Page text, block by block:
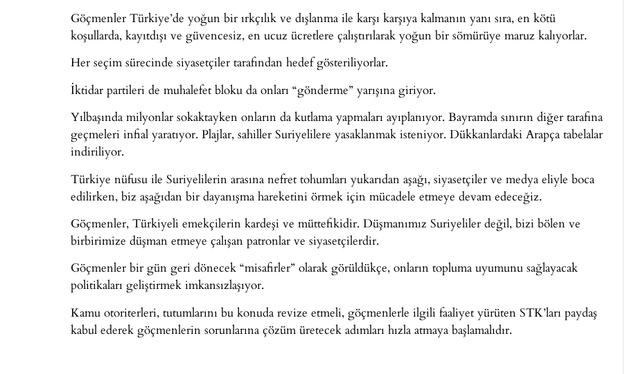
Göçmenler Türkiye’de yoğun bir ırkçılık ve dışlanma ile karşı karşıya kalmanın yanı sıra, en kötü
koşullarda, kayıtdışı ve güvencesiz, en ucuz ücretlere çalıştırılarak yoğun bir sömürüye maruz kalıyorlar.
Her seçim sürecinde siyasetçiler tarafından hedef gösteriliyorlar.
İktidar partileri de muhalefet bloku da onları “gönderme” yarışına giriyor.
Yılbaşında milyonlar sokaktayken onların da kutlama yapmaları ayıplanıyor. Bayramda sınırın diğer tarafına
geçmeleri infial yaratıyor. Plajlar, sahiller Suriyelilere yasaklanmak isteniyor. Dükkanlardaki Arapça tabelalar
indiriliyor.
Türkiye nüfusu ile Suriyelilerin arasına nefret tohumları yukarıdan aşağı, siyasetçiler ve medya eliyle boca
edilirken, biz aşağıdan bir dayanışma hareketini örmek için mücadele etmeye devam edeceğiz.
Göçmenler, Türkiyeli emekçilerin kardeşi ve müttefikidir. Düşmanımız Suriyeliler değil, bizi bölen ve
birbirimize düşman etmeye çalışan patronlar ve siyasetçilerdir.
Göçmenler bir gün geri dönecek “misafirler” olarak görüldükçe, onların topluma uyumunu sağlayacak
politikaları geliştirmek imkansızlaşıyor.
Kamu otoriterleri, tutumlarını bu konuda revize etmeli, göçmenlerle ilgili faaliyet yürüten STK’ları paydaş
kabul ederek göçmenlerin sorunlarına çözüm üretecek adımları hızla atmaya başlamalıdır.